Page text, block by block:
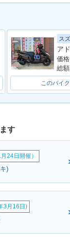
ス
価
総
このバイ
す
24日開催）
)
3月16日)